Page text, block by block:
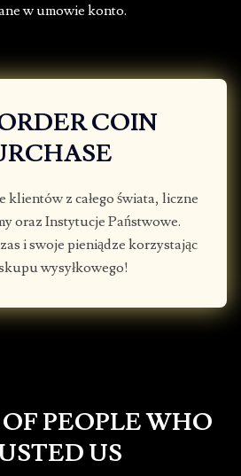
w umowie konto.
COIN
klientów z całego świata, liczne
oraz Instytucje Państwowe.
i swoje pieniądze korzystając
wysyłkowego!
PEOPLE WHO
US